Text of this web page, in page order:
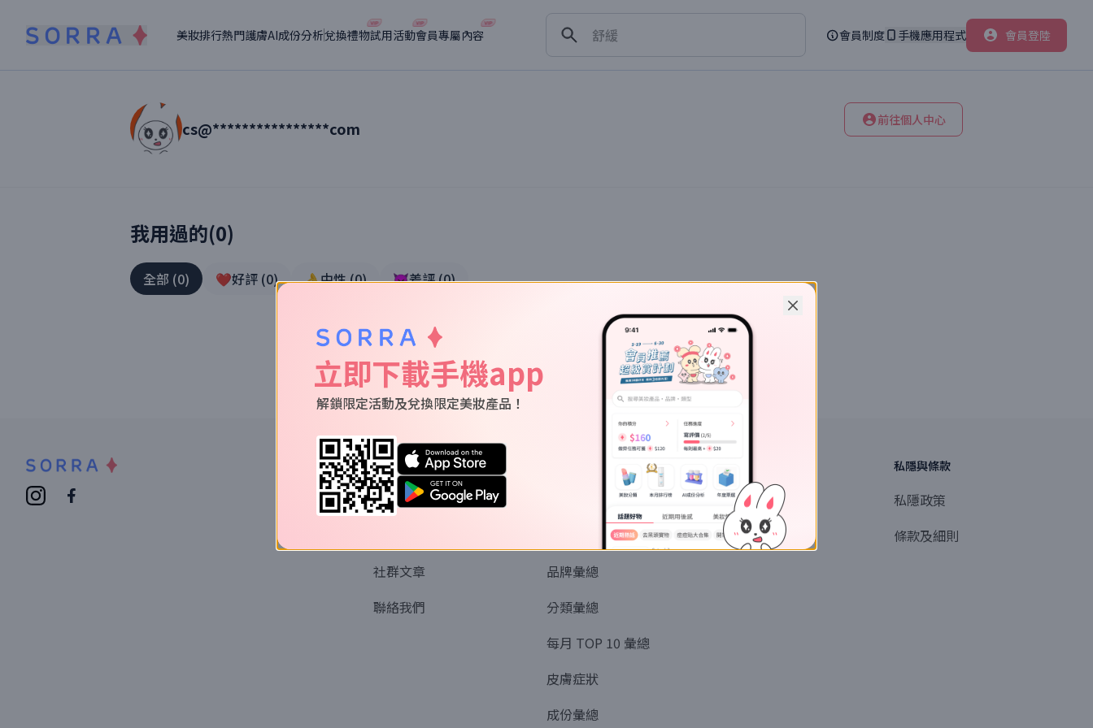
美妝排行熱門護膚AI成份分析兌換禮物試用活動會員專屬內容
舒緩
會員制度 手機應用程式 會員登陸
讀者【cs@****************com 】美妝真實體驗
cs@****************com 前往個人中心
我用過的(0)
全部 (0) ❤️好評 (0) 👌中性(0) 👿差評(0)
關於我們
認識SORRA
社群文章
聯絡我們
品牌彙總
分類彙總
每月 TOP 10 彙總
皮膚症狀
成份彙總
探索
商業或媒體聯絡
產品提名
私隱與條款
私隱政策
條款及細則
立即下載手機app
解鎖限定活動及兌換限定美妝產品！